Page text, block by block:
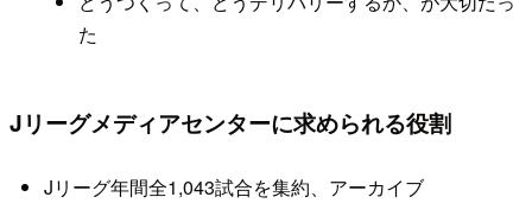
た
Jリーグメディアセンターに求められる役割
Jリーグ年間全1,043試合を集約、アーカイブ